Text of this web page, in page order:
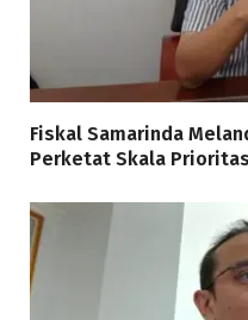
Fiskal Samarinda
Perketat Skala